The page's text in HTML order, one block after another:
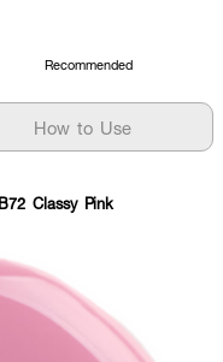
Recommended
How to Use
Classy Pink